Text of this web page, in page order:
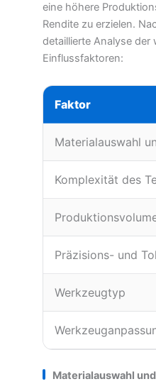
eine höhere
Rendite zu erzielen.
detaillierte Analyse der
Einflussfaktoren:
Faktor
Materialauswahl
Komplexität des
Präzisions- und
Werkzeugtyp
Materialauswahl